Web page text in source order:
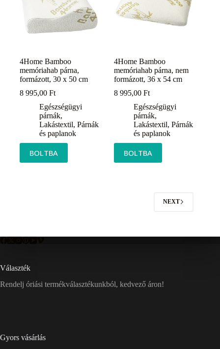
4Home Bamboo
memóriahab párna,
formázott, 30 x 50 cm
8 995,00 Ft
Egészségügyi
párnák,
Lakástextil, Párnák
és paplanok
BOLTBA
4Home Bamboo
memóriahab párna, nem
formázott, 36 x 54 cm
8 995,00Ft
Egészségügyi
párnák,
Lakástextil,Párnák
és paplanok
BOLTBA
NEXT
Választék
Rendelj óriási termékválasztékunkból, kedvező áron!
Gyors vásárlás